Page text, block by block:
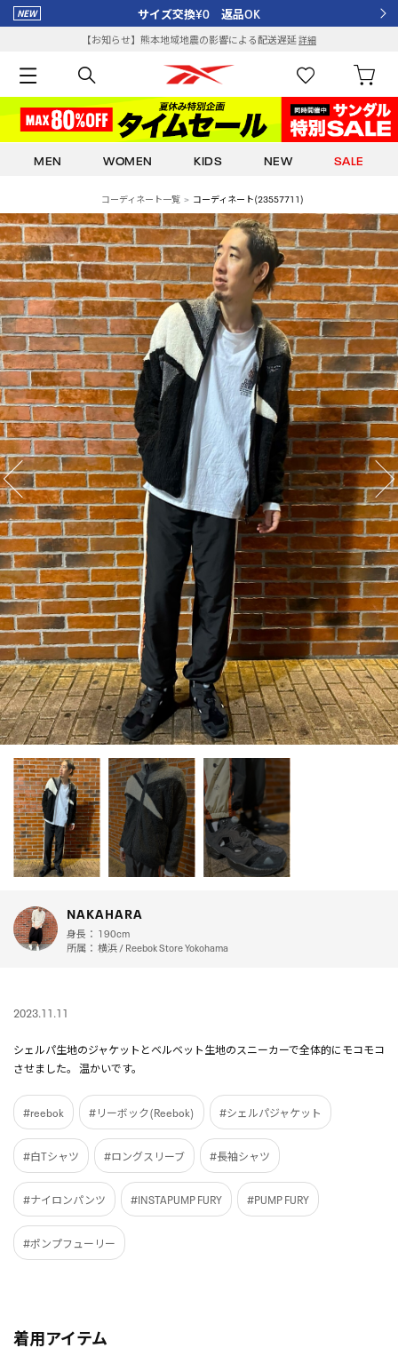
サイズ交換¥0 返品OK
【お知らせ】熊本地域地震の影響による配送遅延詳細
MEN WOMEN KIDS NEW SALE
コーディネート一覧 コーディネート(23557711)
NAKAHARA
身長： 190cm
所属： 横浜 / Reebok Store Yokohama
2023.11.11
シェルパ生地のジャケットとベルベット生地のスニーカーで全体的にモコモコ
させました。 温かいです。
#reebok #リーボック(Reebok) #シェルパジャケット
#白Tシャツ #ロングスリーブ #長袖シャツ
#ナイロンパンツ #INSTAPUMP FURY #PUMP FURY
#ポンプフューリー
着用アイテム